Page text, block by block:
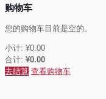
购物车
您的购物车目前是空的。
小计: ¥0.00
合计: ¥0.00
去结算 查看购物车